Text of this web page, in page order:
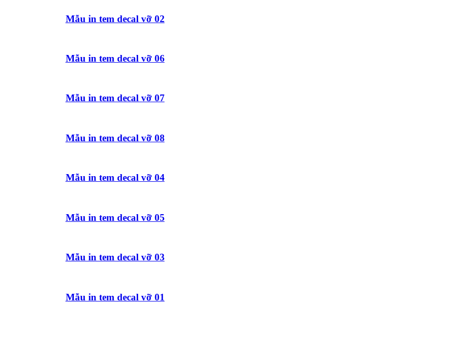
Mẫu in tem decal vỡ 02
Mẫu in tem decal vỡ 06
Mẫu in tem decal vỡ 07
Mẫu in tem decal vỡ 08
Mẫu in tem decal vỡ 04
Mẫu in tem decal vỡ 05
Mẫu in tem decal vỡ 03
Mẫu in tem decal vỡ 01